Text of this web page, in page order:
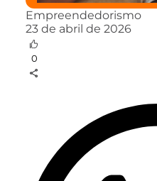
Empreendedorismo
23 de abril de 2026
0